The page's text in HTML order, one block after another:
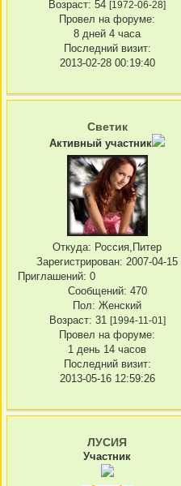
Возраст: 54 [1972-06-28]
Провел на форуме:
8 дней 4 часа
Последний визит:
2013-02-28 00:19:40
Светик
Активный участник
Откуда: Россия,Питер
Зарегистрирован: 2007-04-15
Приглашений: 0
Сообщений: 470
Пол: Женский
Возраст: 31 [1994-11-01]
Провел на форуме:
1 день 14 часов
Последний визит:
2013-05-16 12:59:26
ЛУСИЯ
Участник